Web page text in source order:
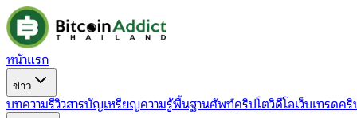
หน้าแรก
ข่าว
บทความรีวิวสารบัญเหรียญความรู้พื้นฐานศัพท์คริปโตวิดีโอเว็บเทรดค